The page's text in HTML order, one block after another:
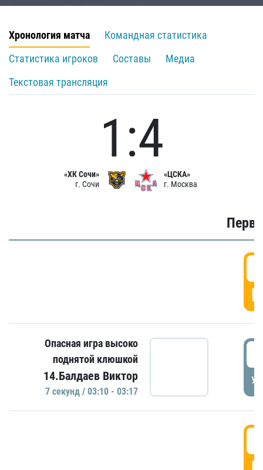
Хронология матча
Командная статистика
Статистика игроков
Составы
Медиа
Текстовая трансляция
«ХК Сочи»
г. Сочи
1:4
«ЦСКА»
г. Москва
Опасная игра высоко
поднятой клюшкой
14.Балдаев Виктор
7 секунд / 03:10 - 03:17